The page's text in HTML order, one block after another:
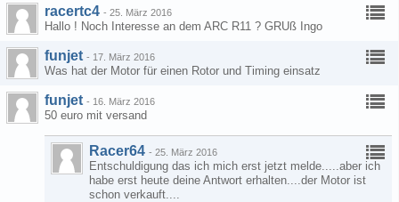
racertc4 - 25. März 2016
Hallo ! Noch Interesse an dem ARC R11 ? GRUß Ingo
funjet - 17. März 2016
Was hat der Motor für einen Rotor und Timing einsatz
funjet - 16. März 2016
50 euro mit versand
Racer64 - 25. März 2016
Entschuldigung das ich mich erst jetzt melde.....aber ich
habe erst heute deine Antwort erhalten....der Motor ist
schon verkauft....